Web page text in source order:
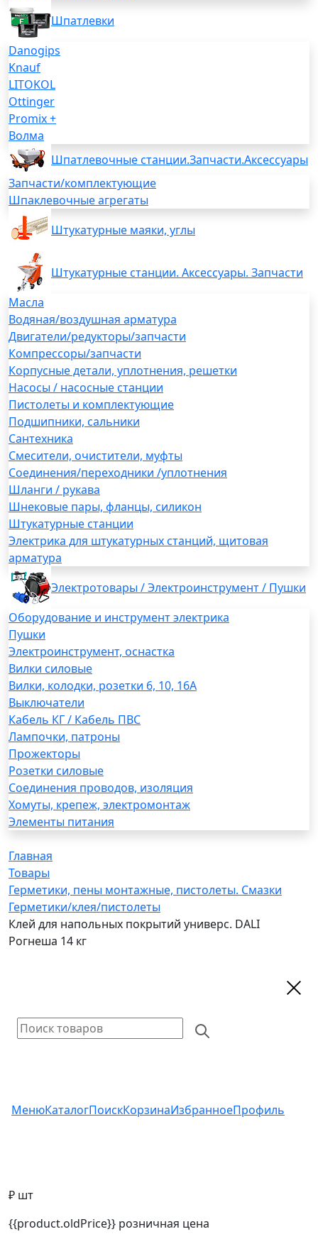
Шпатлевки
Danogips
Knauf
LITOKOL
Ottinger
Promix +
Волма
Шпатлевочные станции.Запчасти.Аксессуары
Запчасти/комплектующие
Шпаклевочные агрегаты
Штукатурные маяки, углы
Штукатурные станции. Аксессуары. Запчасти
Масла
Водяная/воздушная арматура
Двигатели/редукторы/запчасти
Компрессоры/запчасти
Корпусные детали, уплотнения, решетки
Насосы / насосные станции
Пистолеты и комплектующие
Подшипники, сальники
Сантехника
Смесители, очистители, муфты
Соединения/переходники /уплотнения
Шланги / рукава
Шнековые пары, фланцы, силикон
Штукатурные станции
Электрика для штукатурных станций, щитовая
арматура
Электротовары / Электроинструмент / Пушки
Оборудование и инструмент электрика
Пушки
Электроинструмент, оснастка
Вилки силовые
Вилки, колодки, розетки 6, 10, 16А
Выключатели
Кабель КГ / Кабель ПВС
Лампочки, патроны
Прожекторы
Розетки силовые
Соединения проводов, изоляция
Хомуты, крепеж, электромонтаж
Элементы питания
Главная
Товары
Герметики, пены монтажные, пистолеты. Смазки
Герметики/клея/пистолеты
Клей для напольных покрытий универс. DALI
Рогнеша 14 кг
МенюКаталогПоискКорзинаИзбранноеПрофиль
₽ шт
{{product.oldPrice}} розничная цена